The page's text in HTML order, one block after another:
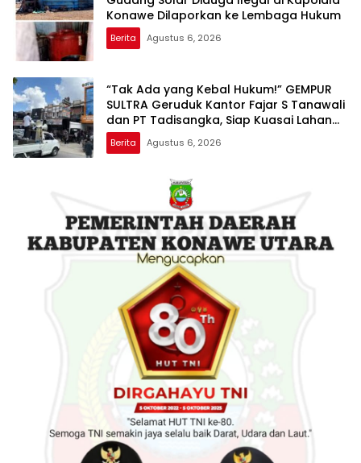
Konawe Dilaporkan ke Lembaga Hukum
Berita Agustus 6, 2026
“Tak Ada yang Kebal Hukum!” GEMPUR
SULTRA Geruduk Kantor Fajar S Tanawali
dan PT Tadisangka, Siap Kuasai Lahan
Puuwatu
Berita Agustus 6, 2026